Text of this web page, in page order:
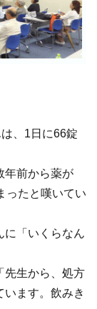
、1日に66錠
年前から薬が
ったと嘆いてい
に「いくらなん
先生から、処方
います。飲みき